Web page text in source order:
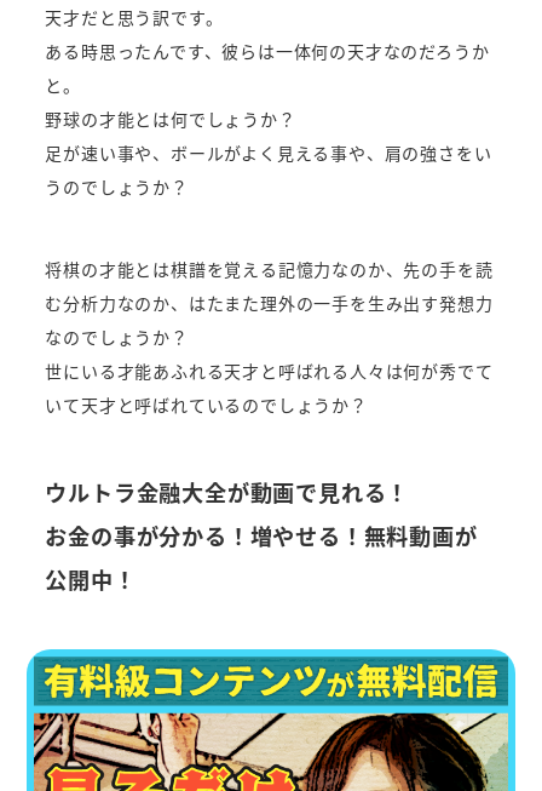
天才だと思う訳です。
ある時思ったんです、彼らは一体何の天才なのだろうか
と。
野球の才能とは何でしょうか？
足が速い事や、ボールがよく見える事や、肩の強さをい
うのでしょうか？
将棋の才能とは棋譜を覚える記憶力なのか、先の手を読
む分析力なのか、はたまた理外の一手を生み出す発想力
なのでしょうか？
世にいる才能あふれる天才と呼ばれる人々は何が秀でて
いて天才と呼ばれているのでしょうか？
ウルトラ金融大全が動画で見れる！
お金の事が分かる！増やせる！無料動画が
公開中！